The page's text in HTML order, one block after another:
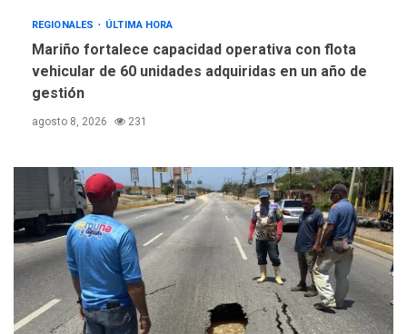
REGIONALES ÚLTIMA HORA
Mariño fortalece capacidad operativa con flota
vehicular de 60 unidades adquiridas en un año de
gestión
agosto 8, 2026 231